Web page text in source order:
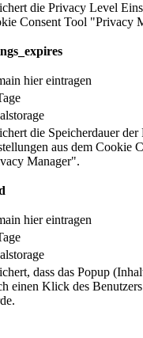
die Privacy Level
Consent Tool "Privacy
hier eintragen
die Speicherdauer
aus dem Cookie
Manager".
hier eintragen
dass das Popup
einen Klick des Benutzers